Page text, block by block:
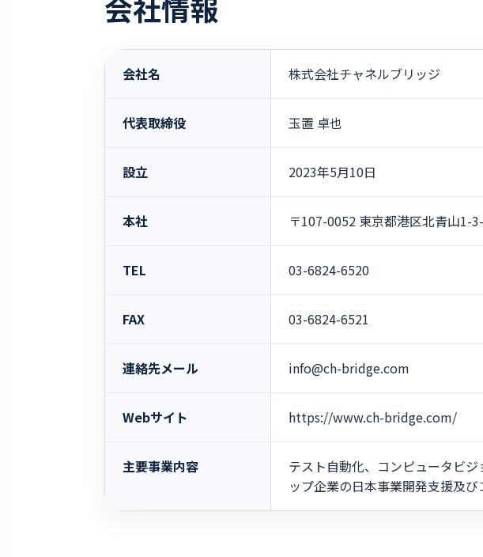
会社名 株式会社チャネルブリッジ
代表取締役 玉置 卓也
設立 2023年5月10日
本社 〒107-0052 東京都港区北青山1-
TEL 03-6824-6520
FAX 03-6824-6521
連絡先メール info@ch-bridge.com
Webサイト https://www.ch-bridge.com/
主要事業内容
テスト自動化、コンピュータビ
ップ企業の日本事業開発支援及